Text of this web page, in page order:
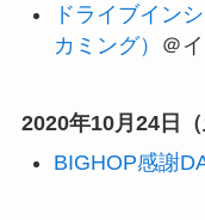
ドライブイン
カミング）
＠
2020年10月24日（
BIGHOP感謝